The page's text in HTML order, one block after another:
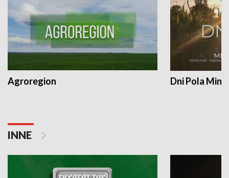
Agroregion Dni Pola
INNE